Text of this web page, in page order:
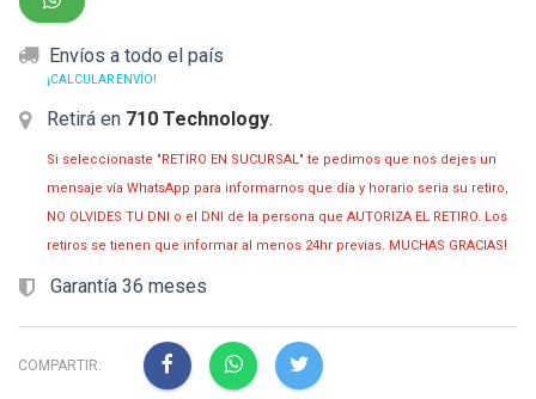
Envíos a todo el país
¡CALCULAR ENVÍO!
Retirá en 710 Technology.
Si seleccionaste "RETIRO EN SUCURSAL" te pedimos que nos dejes un
mensaje vía WhatsApp para informarnos que día y horario seria su retiro,
NO OLVIDES TU DNI o el DNI de la persona que AUTORIZA EL RETIRO. Los
retiros se tienen que informar al menos 24hr previas. MUCHAS GRACIAS!
Garantía 36 meses
COMPARTIR: